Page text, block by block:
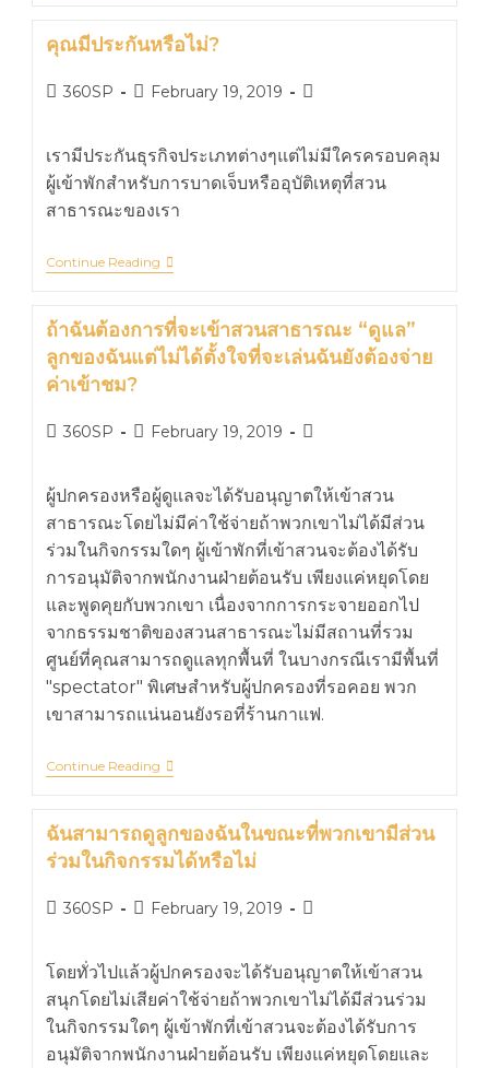
คุณมีประกันหรือไม่?
360SP February 19, 2019
เรามีประกันธุรกิจประเภทต่างๆแต่ไม่มีใครครอบคลุม
ผู้เข้าพักสำหรับการบาดเจ็บหรืออุบัติเหตุที่สวน
สาธารณะของเรา
Continue Reading
ถ้าฉันต้องการที่จะเข้าสวนสาธารณะ “ดูแล”
ลูกของฉันแต่ไม่ได้ตั้งใจที่จะเล่นฉันยังต้องจ่าย
ค่าเข้าชม?
360SP February 19, 2019
ผู้ปกครองหรือผู้ดูแลจะได้รับอนุญาตให้เข้าสวน
สาธารณะโดยไม่มีค่าใช้จ่ายถ้าพวกเขาไม่ได้มีส่วน
ร่วมในกิจกรรมใดๆ ผู้เข้าพักที่เข้าสวนจะต้องได้รับ
การอนุมัติจากพนักงานฝ่ายต้อนรับ เพียงแค่หยุดโดย
และพูดคุยกับพวกเขา เนื่องจากการกระจายออกไป
จากธรรมชาติของสวนสาธารณะไม่มีสถานที่รวม
ศูนย์ที่คุณสามารถดูแลทุกพื้นที่ ในบางกรณีเรามีพื้นที่
"spectator" พิเศษสำหรับผู้ปกครองที่รอคอย พวก
เขาสามารถแน่นอนยังรอที่ร้านกาแฟ.
Continue Reading
ฉันสามารถดูลูกของฉันในขณะที่พวกเขามีส่วน
ร่วมในกิจกรรมได้หรือไม่
360SP February 19, 2019
โดยทั่วไปแล้วผู้ปกครองจะได้รับอนุญาตให้เข้าสวน
สนุกโดยไม่เสียค่าใช้จ่ายถ้าพวกเขาไม่ได้มีส่วนร่วม
ในกิจกรรมใดๆ ผู้เข้าพักที่เข้าสวนจะต้องได้รับการ
อนุมัติจากพนักงานฝ่ายต้อนรับ เพียงแค่หยุดโดยและ